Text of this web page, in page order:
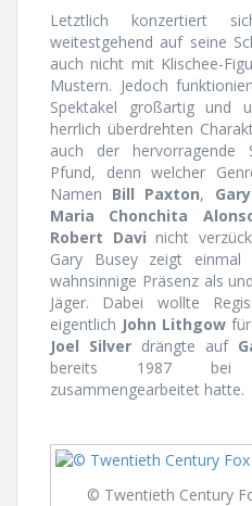
Letztlich konzertiert
weitestgehend auf seine
auch nicht mit Klischee-
Mustern. Jedoch
Spektakel großartig und
herrlich überdrehten
auch der hervorragende
Pfund, denn welcher
Namen Bill Paxton,
Maria Chonchita
Robert Davi nicht
Gary Busey zeigt einmal
wahnsinnige Präsenz als
Jäger. Dabei wollte
eigentlich John Lithgow
Joel Silverdrängte auf
bereits 1987
zusammengearbeitet hatte.
© Twentieth Century